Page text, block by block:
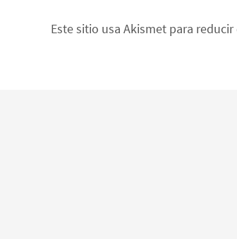
Este sitio usa Akismet para